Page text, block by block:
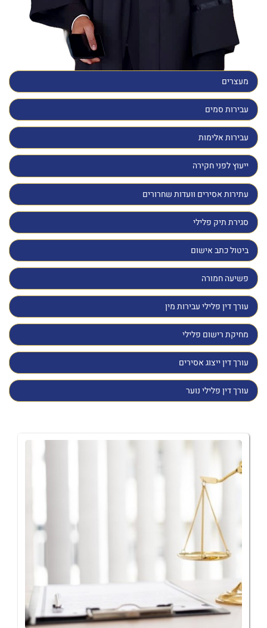
מעצרים
עבירות סמים
עבירות אלימות
ייעוץ לפני חקירה
עתירות אסירים וועדות שחרורים
סגירת תיק פלילי
ביטול כתב אישום
פשיעה חמורה
עורך דין פלילי עבירות מין
מחיקת רישום פלילי
עורך דין ייצוג אסירים
עורך דין פלילי נוער